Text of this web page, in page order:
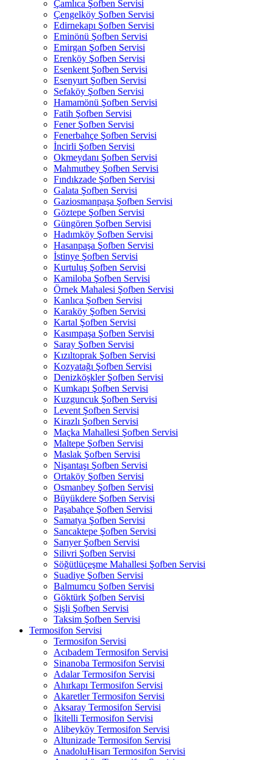
Çamlıca Şofben Servisi
Çengelköy Şofben Servisi
Edirnekapı Şofben Servisi
Eminönü Şofben Servisi
Emirgan Şofben Servisi
Erenköy Şofben Servisi
Esenkent Şofben Servisi
Esenyurt Şofben Servisi
Sefaköy Şofben Servisi
Hamamönü Şofben Servisi
Fatih Şofben Servisi
Fener Şofben Servisi
Fenerbahçe Şofben Servisi
İncirli Şofben Servisi
Okmeydanı Şofben Servisi
Mahmutbey Şofben Servisi
Fındıkzade Şofben Servisi
Galata Şofben Servisi
Gaziosmanpaşa Şofben Servisi
Göztepe Şofben Servisi
Güngören Şofben Servisi
Hadımköy Şofben Servisi
Hasanpaşa Şofben Servisi
İstinye Şofben Servisi
Kurtuluş Şofben Servisi
Kamiloba Şofben Servisi
Örnek Mahalesi Şofben Servisi
Kanlıca Şofben Servisi
Karaköy Şofben Servisi
Kartal Şofben Servisi
Kasımpaşa Şofben Servisi
Saray Şofben Servisi
Kızıltoprak Şofben Servisi
Kozyatağı Şofben Servisi
Denizköşkler Şofben Servisi
Kumkapı Şofben Servisi
Kuzguncuk Şofben Servisi
Levent Şofben Servisi
Kirazlı Şofben Servisi
Maçka Mahallesi Şofben Servisi
Maltepe Şofben Servisi
Maslak Şofben Servisi
Nişantaşı Şofben Servisi
Ortaköy Şofben Servisi
Osmanbey Şofben Servisi
Büyükdere Şofben Servisi
Paşabahçe Şofben Servisi
Samatya Şofben Servisi
Sancaktepe Şofben Servisi
Sarıyer Şofben Servisi
Silivri Şofben Servisi
Söğütlüçeşme Mahallesi Şofben Servisi
Suadiye Şofben Servisi
Balmumcu Şofben Servisi
Göktürk Şofben Servisi
Şişli Şofben Servisi
Taksim Şofben Servisi
Termosifon Servisi
Termosifon Servisi
Acıbadem Termosifon Servisi
Sinanoba Termosifon Servisi
Adalar Termosifon Servisi
Ahırkapı Termosifon Servisi
Akaretler Termosifon Servisi
Aksaray Termosifon Servisi
İkitelli Termosifon Servisi
Alibeyköy Termosifon Servisi
Altunizade Termosifon Servisi
AnadoluHisarı Termosifon Servisi